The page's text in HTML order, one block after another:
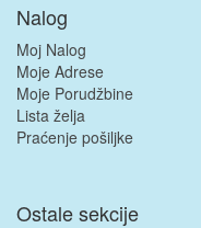
Nalog
Moj Nalog
Moje Adrese
Moje Porudžbine
Lista želja
Praćenje pošiljke
Ostale sekcije